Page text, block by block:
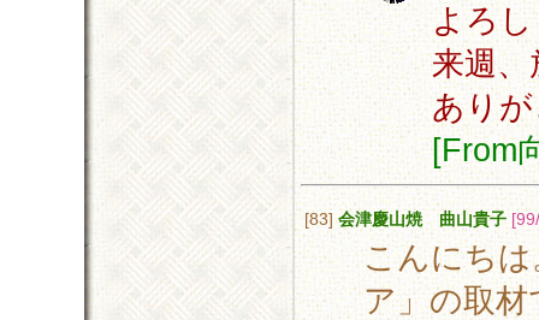
よろ
来週
あり
[From
[83] 会津慶山焼 曲山貴子
こんにち
ア」の取